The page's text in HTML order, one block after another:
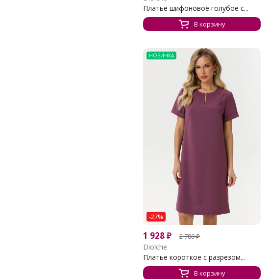
Платье шифоновое голубое с...
В корзину
НОВИНКА
-27%
1 928₽ 2 780₽
Diolche
Платье короткое с разрезом...
В корзину